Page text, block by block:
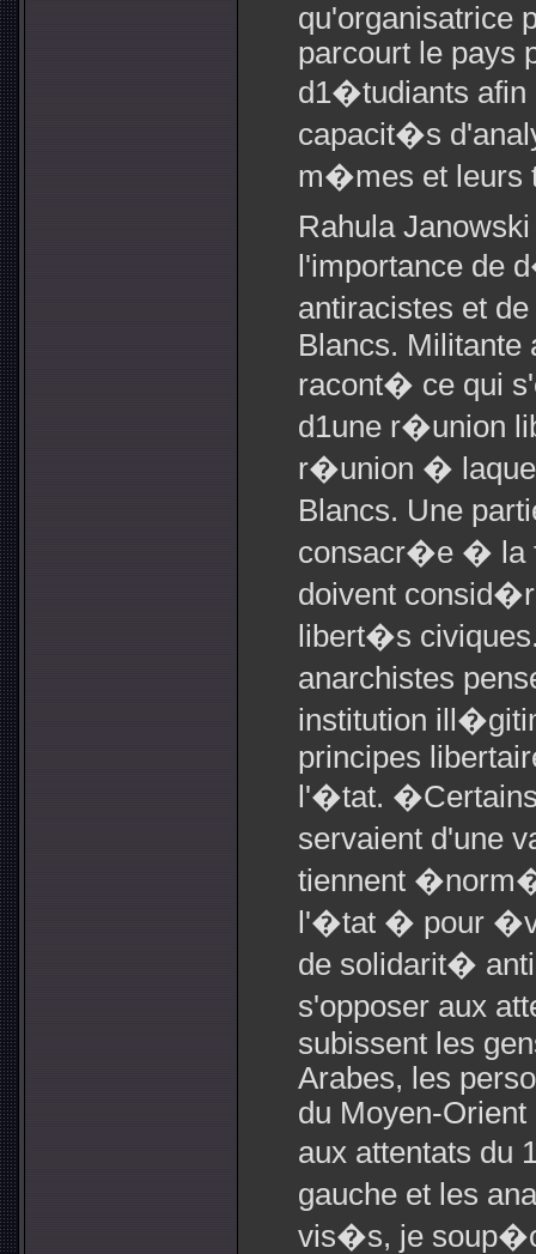
qu'organisatrice
parcourt le pays
d1�tudiants
capacit�s
m�mes et leurs
Rahula
l'importance de
antiracistes et
Blancs. Militante
racont� ce qui
d1une r�union
r�union �
Blancs. Une
consacr�e � la
doivent
libert�s
anarchistes
institution
principes
l'�tat.
servaient d'une
tiennent
l'�tat � pour
de solidarit�
s'opposer aux
subissent les
Arabes, les
du Moyen-
aux attentats du
gauche et les
vis�s, je